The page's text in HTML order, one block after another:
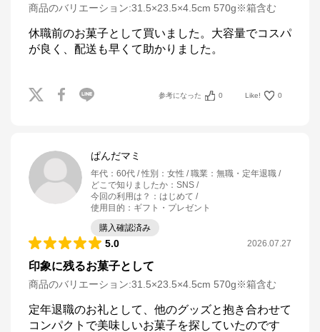
商品のバリエーション:31.5×23.5×4.5cm 570g※箱含む
休職前のお菓子として買いました。大容量でコスパ
が良く、配送も早くて助かりました。
参考になった 0 Like! 0
ぱんだマミ
年代 ： 60代 性別 ： 女性 職業 ： 無職・定年退職
どこで知りましたか ： SNS
今回の利用は？ ： はじめて
使用目的 ： ギフト・プレゼント
購入確認済み
5.0 2026.07.27
印象に残るお菓子として
商品のバリエーション:31.5×23.5×4.5cm 570g※箱含む
定年退職のお礼として、他のグッズと抱き合わせて
コンパクトで美味しいお菓子を探していたのです